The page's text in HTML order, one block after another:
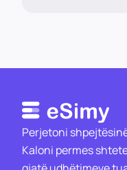
Perjetoni
Kaloni permes